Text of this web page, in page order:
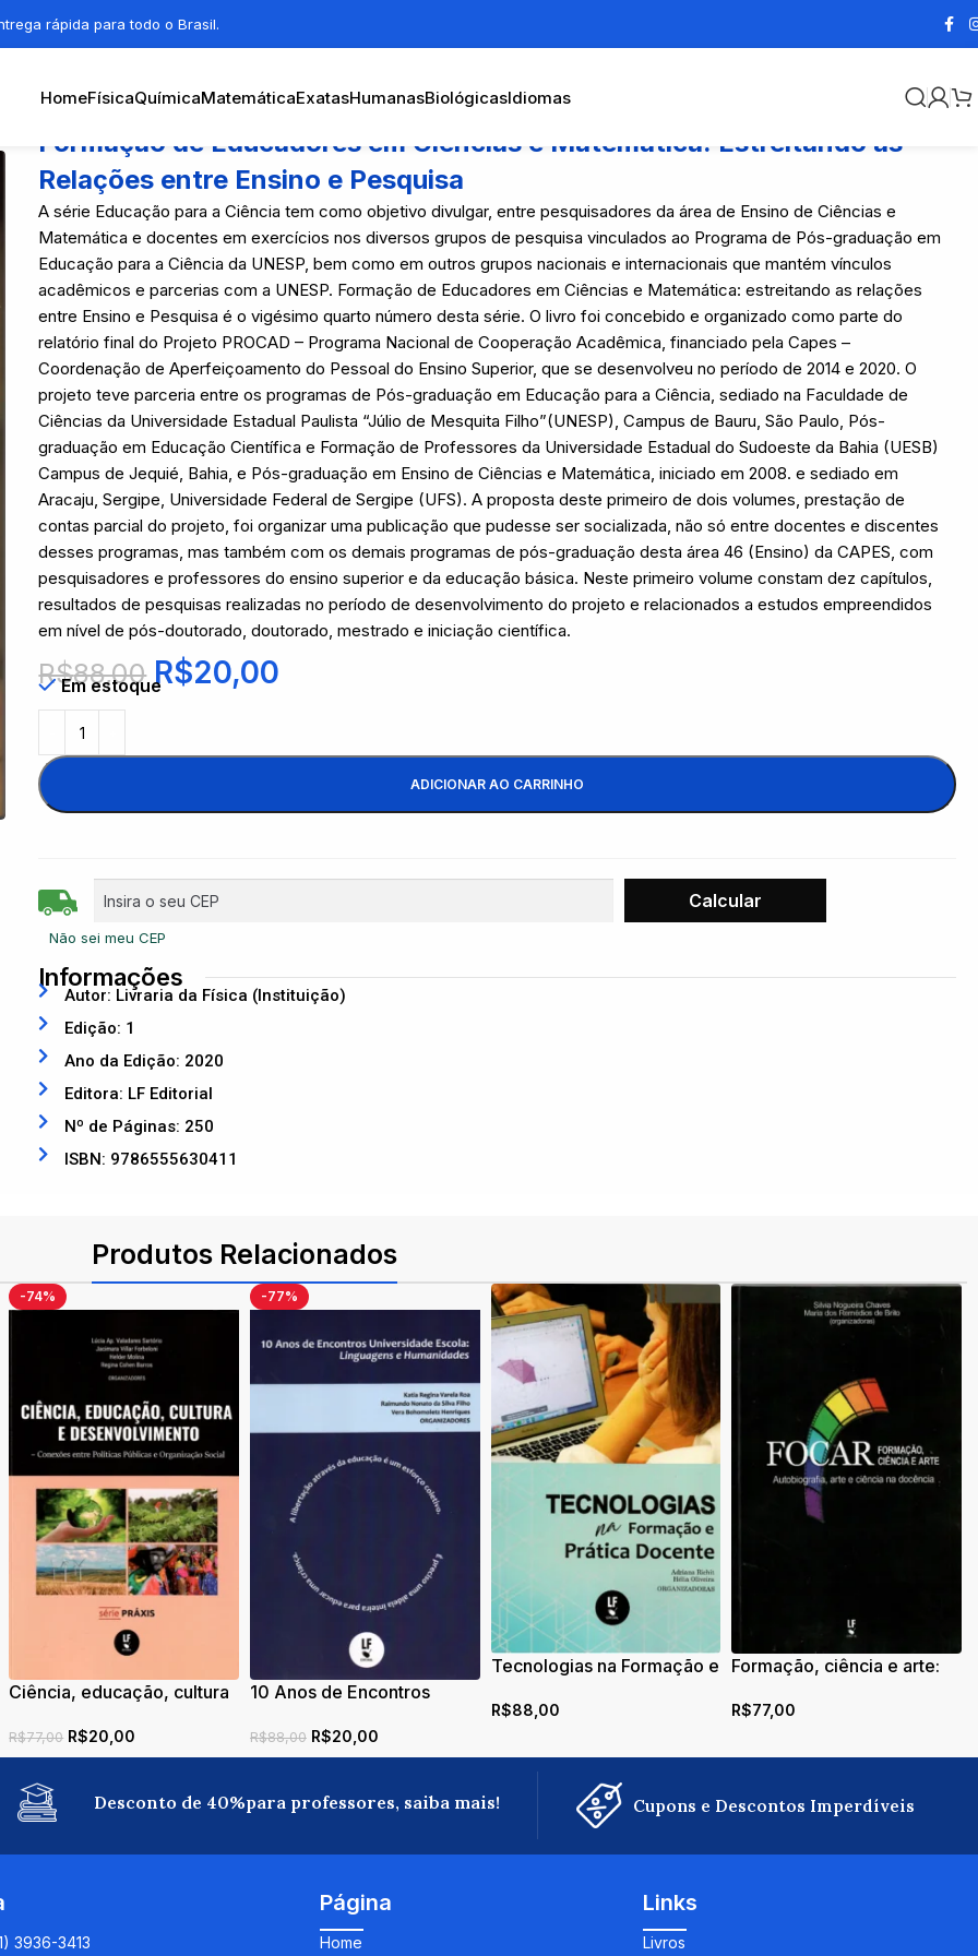
rápida para todo o Brasil.
HomeFísicaQuímicaMatemáticaExatasHumanasBiológicasIdiomas
Formação de Educadores em Ciências e Matemática: Estreitando as
Relações entre Ensino e Pesquisa
A série Educação para a Ciência tem como objetivo divulgar, entre pesquisadores da área de Ensino de Ciências e
Matemática e docentes em exercícios nos diversos grupos de pesquisa vinculados ao Programa de Pós-graduação em
Educação para a Ciência da UNESP, bem como em outros grupos nacionais e internacionais que mantém vínculos
acadêmicos e parcerias com a UNESP. Formação de Educadores em Ciências e Matemática: estreitando as relações
entre Ensino e Pesquisa é o vigésimo quarto número desta série. O livro foi concebido e organizado como parte do
relatório final do Projeto PROCAD – Programa Nacional de Cooperação Acadêmica, financiado pela Capes –
Coordenação de Aperfeiçoamento do Pessoal do Ensino Superior, que se desenvolveu no período de 2014 e 2020. O
projeto teve parceria entre os programas de Pós-graduação em Educação para a Ciência, sediado na Faculdade de
Ciências da Universidade Estadual Paulista “Júlio de Mesquita Filho”(UNESP), Campus de Bauru, São Paulo, Pós-
graduação em Educação Científica e Formação de Professores da Universidade Estadual do Sudoeste da Bahia (UESB)
Campus de Jequié, Bahia, e Pós-graduação em Ensino de Ciências e Matemática, iniciado em 2008. e sediado em
Aracaju, Sergipe, Universidade Federal de Sergipe (UFS). A proposta deste primeiro de dois volumes, prestação de
contas parcial do projeto, foi organizar uma publicação que pudesse ser socializada, não só entre docentes e discentes
desses programas, mas também com os demais programas de pós-graduação desta área 46 (Ensino) da CAPES, com
pesquisadores e professores do ensino superior e da educação básica. Neste primeiro volume constam dez capítulos,
resultados de pesquisas realizadas no período de desenvolvimento do projeto e relacionados a estudos empreendidos
em nível de pós-doutorado, doutorado, mestrado e iniciação científica.
R$88,00 R$20,00
Em estoque
ADICIONAR AO CARRINHO
Não sei meu CEP
Informações
Autor: Livraria da Física (Instituição)
Edição: 1
Ano da Edição: 2020
Editora: LF Editorial
Nº de Páginas: 250
ISBN: 9786555630411
Produtos Relacionados
-74%
Ciência, educação, cultura
conexões entre políticas
públicas e organização
social
R$77,00 R$20,00
-77%
10 Anos de Encontros
Linguagens e Humanidades
R$88,00 R$20,00
Tecnologias na Formação e
R$88,00
Formação, ciência e arte:
ciência na docência)
R$77,00
Desconto de 40%para professores, saiba mais! Cupons e Descontos Imperdíveis
3936-3413
Página
Home
Links
Livros